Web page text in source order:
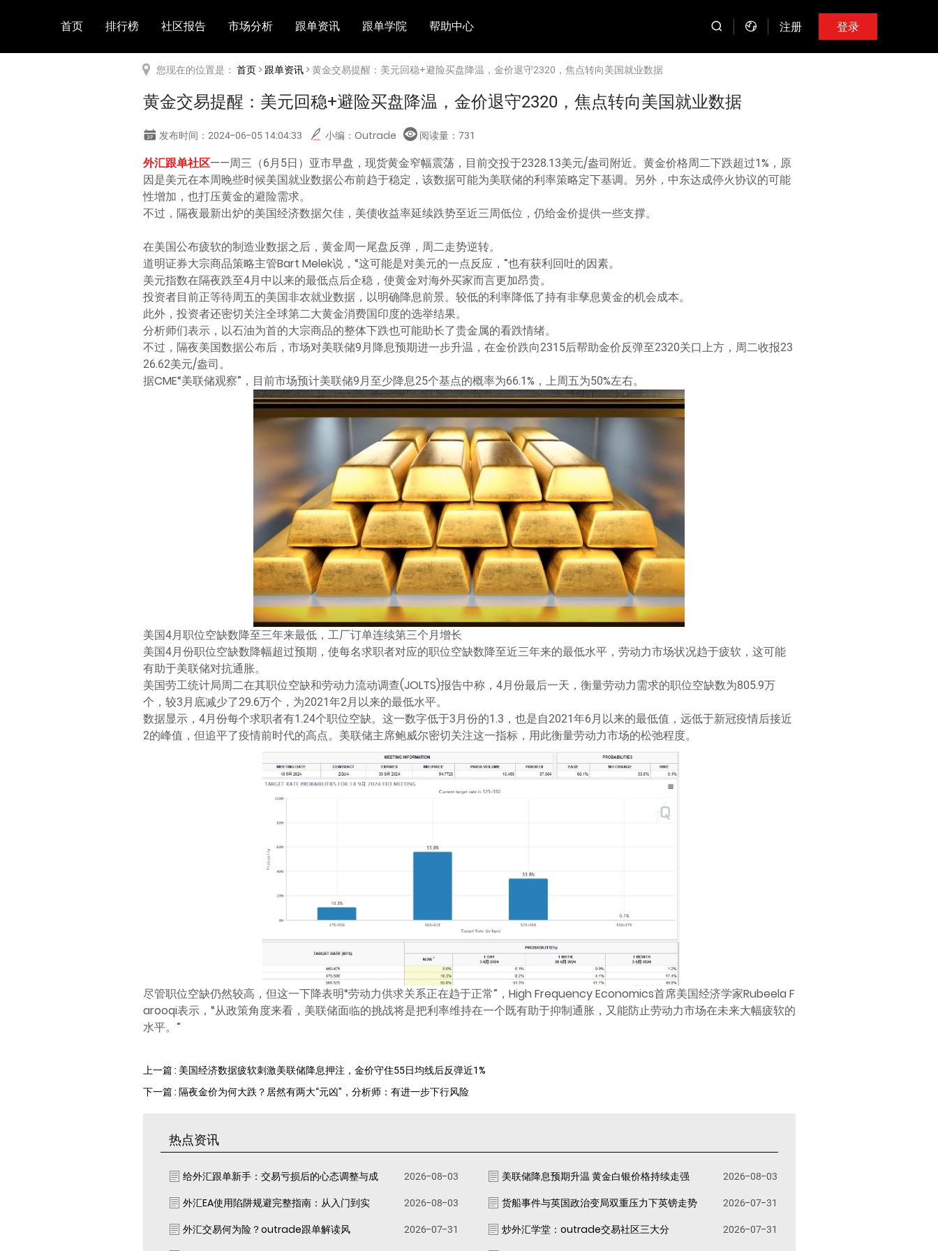
首页 排行榜 社区报告 市场分析 跟单资讯 跟单学院 帮助中心 注册 登录
您现在的位置是： 首页>跟单资讯> 黄金交易提醒：美元回稳+避险买盘降温，金价退守2320，焦点转向美国就业数据
黄金交易提醒：美元回稳+避险买盘降温，金价退守2320，焦点转向美国就业数据
发布时间：2024-06-05 14:04:33 小编：Outrade 阅读量： 731
外汇跟单社区——周三（6月5日）亚市早盘，现货黄金窄幅震荡，目前交投于2328.13美元/盎司附近。黄金价格周二下跌超过1%，原
因是美元在本周晚些时候美国就业数据公布前趋于稳定，该数据可能为美联储的利率策略定下基调。另外，中东达成停火协议的可能
性增加，也打压黄金的避险需求。
不过，隔夜最新出炉的美国经济数据欠佳，美债收益率延续跌势至近三周低位，仍给金价提供一些支撑。
在美国公布疲软的制造业数据之后，黄金周一尾盘反弹，周二走势逆转。
道明证券大宗商品策略主管Bart Melek说，“这可能是对美元的一点反应，”也有获利回吐的因素。
美元指数在隔夜跌至4月中以来的最低点后企稳，使黄金对海外买家而言更加昂贵。
投资者目前正等待周五的美国非农就业数据，以明确降息前景。较低的利率降低了持有非孳息黄金的机会成本。
此外，投资者还密切关注全球第二大黄金消费国印度的选举结果。
分析师们表示，以石油为首的大宗商品的整体下跌也可能助长了贵金属的看跌情绪。
不过，隔夜美国数据公布后，市场对美联储9月降息预期进一步升温，在金价跌向2315后帮助金价反弹至2320关口上方，周二收报23
26.62美元/盎司。
据CME“美联储观察”，目前市场预计美联储9月至少降息25个基点的概率为66.1%，上周五为50%左右。
美国4月职位空缺数降至三年来最低，工厂订单连续第三个月增长
美国4月份职位空缺数降幅超过预期，使每名求职者对应的职位空缺数降至近三年来的最低水平，劳动力市场状况趋于疲软，这可能
有助于美联储对抗通胀。
美国劳工统计局周二在其职位空缺和劳动力流动调查(JOLTS)报告中称，4月份最后一天，衡量劳动力需求的职位空缺数为805.9万
个，较3月底减少了29.6万个，为2021年2月以来的最低水平。
数据显示，4月份每个求职者有1.24个职位空缺。这一数字低于3月份的1.3，也是自2021年6月以来的最低值，远低于新冠疫情后接近
2的峰值，但追平了疫情前时代的高点。美联储主席鲍威尔密切关注这一指标，用此衡量劳动力市场的松弛程度。
尽管职位空缺仍然较高，但这一下降表明“劳动力供求关系正在趋于正常”，High Frequency Economics首席美国经济学家Rubeela F
arooqi表示，“从政策角度来看，美联储面临的挑战将是把利率维持在一个既有助于抑制通胀，又能防止劳动力市场在未来大幅疲软的
水平。”
上一篇 : 美国经济数据疲软刺激美联储降息押注，金价守住55日均线后反弹近1%
下一篇 : 隔夜金价为何大跌？居然有两大“元凶”，分析师：有进一步下行风险
热点资讯
给外汇跟单新手：交易亏损后的心态调整与成 2026-08-03 美联储降息预期升温 黄金白银价格持续走强
2026-08-03
外汇EA使用陷阱规避完整指南：从入门到实
2026-08-03 货船事件与英国政治变局双重压力下英镑走势
2026-07-31
外汇交易何为险？outrade跟单解读风
2026-07-31 炒外汇学堂：outrade交易社区三大分
2026-07-31